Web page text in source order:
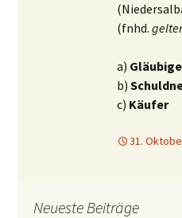
(fnhd. gelter
a)
b)
c) Käufer
31.
Neueste Beiträge